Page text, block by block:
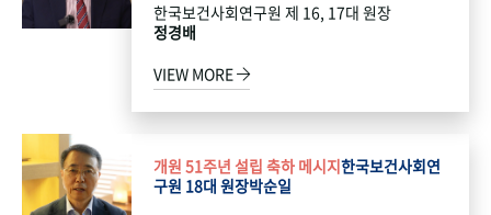
한국보건사회연구원 제 16, 17대 원장
정경배
VIEW MORE
개원 51주년 설립 축하 메시지한국보건사회연
구원 18대 원장박순일